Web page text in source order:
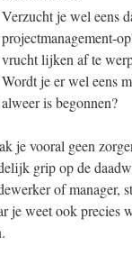
Verzucht je wel eens
projectmanagement-
vrucht lijken af te
Wordt je er wel eens
alweer is begonnen?
je vooral geen
grip op de
of manager,
je weet ook precies